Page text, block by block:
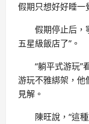
假期只想好好睡一
假期停止后，
五星級飯店了”。
“躺平式游玩”
游玩不雅綁架，他
見解。
陳旺說，“這